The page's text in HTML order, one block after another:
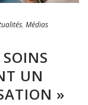
, Médias
UN
»